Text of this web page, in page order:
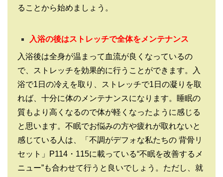
ることから始めましょう。
入浴の後はストレッチで全体をメンテナンス
入浴後は全身が温まって血流が良くなっているの
で、ストレッチを効果的に行うことができます。入
浴で1日の冷えを取り、ストレッチで1日の凝りを取
れば、十分に体のメンテナンスになります。睡眠の
質もより高くなるので体が軽くなったように感じる
と思います。不眠でお悩みの方や疲れが取れないと
感じている人は、「不調がデフォな私たちの 背骨リ
セット」P114・115に載っている“不眠を改善するメ
ニュー”も合わせて行うと良いでしょう。ただし、就